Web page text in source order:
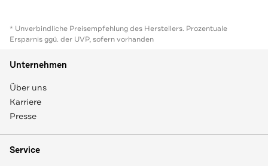
* Unverbindliche Preisempfehlung des Herstellers. Prozentuale
Ersparnis ggü. der UVP, sofern vorhanden
Unternehmen
Über uns
Karriere
Presse
Service